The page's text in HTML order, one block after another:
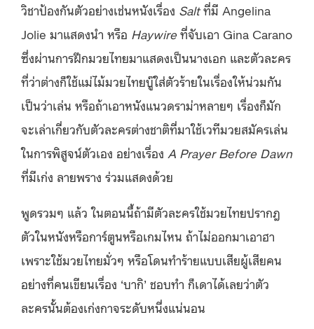
วิชาป้องกันตัวอย่างเช่นหนังเรื่อง Saltที่มี Angelina
Jolie มาแสดงนำ หรือ Haywire ที่จับเอา Gina Carano
ซึ่งผ่านการฝึกมวยไทยมาแสดงเป็นนางเอก และตัวละคร
ที่ว่าต่างก็ใช้แม่ไม้มวยไทยบู๊ใส่ตัวร้ายในเรื่องให้น่วมกัน
เป็นว่าเล่น หรือถ้าเอาหนังแนวดราม่าหลายๆ เรื่องก็มัก
จะเล่าเกี่ยวกับตัวละครต่างชาติที่มาใช้เวทีมวยสมัครเล่น
ในการพิสูจน์ตัวเอง อย่างเรื่อง A Prayer Before Dawn
ที่มีเก่ง ลายพราง ร่วมแสดงด้วย
พูดรวมๆ แล้ว ในตอนนี้ถ้ามีตัวละครใช้มวยไทยปรากฎ
ตัวในหนังหรือการ์ตูนหรือเกมไหน ถ้าไม่ออกมาเอาฮา
เพราะใช้มวยไทยมั่วๆ หรือโดนทำร้ายแบบเสียผู้เสียคน
อย่างที่คนเขียนเรื่อง ‘บากิ’ ชอบทำ ก็เดาได้เลยว่าตัว
ละครนั้นต้องเก่งกาจระดับหนึ่งแน่นอน